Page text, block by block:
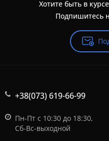
Хотите быть в
Подпишитесь
+38(073) 619-66-99
Пн-Пт с 10:30 до 18:30,
Сб-Вс-выходной